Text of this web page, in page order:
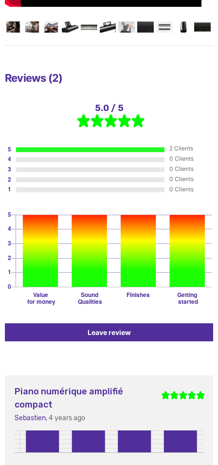
Reviews (2)
5.0 / 5
2 Clients
0 Clients
0 Clients
0 Clients
0 Clients
Leave review
Piano numérique amplifié
compact
Sebastien,4 years ago